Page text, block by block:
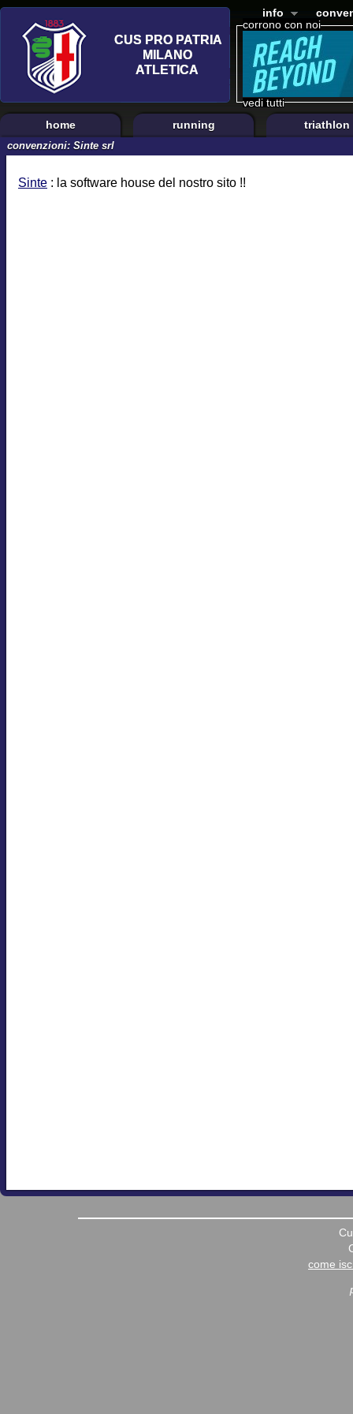
corrono con noi
vedi tutti
info
home running triathlon
convenzioni: Sinte srl
Sinte : la software house del nostro sito !!
come